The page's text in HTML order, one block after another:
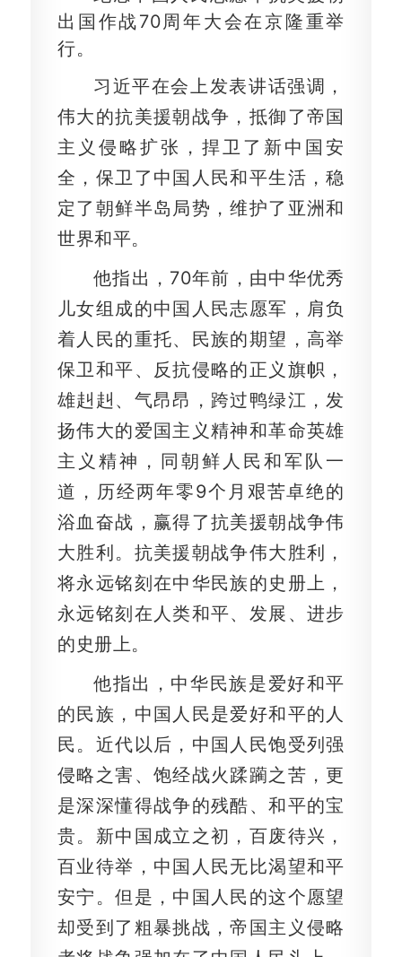
出国作战70周年大会在京隆重举
行。
习近平在会上发表讲话强调，
伟大的抗美援朝战争，抵御了帝国
主义侵略扩张，捍卫了新中国安
全，保卫了中国人民和平生活，稳
定了朝鲜半岛局势，维护了亚洲和
世界和平。
他指出，70年前，由中华优秀
儿女组成的中国人民志愿军，肩负
着人民的重托、民族的期望，高举
保卫和平、反抗侵略的正义旗帜，
雄赳赳、气昂昂，跨过鸭绿江，发
扬伟大的爱国主义精神和革命英雄
主义精神，同朝鲜人民和军队一
道，历经两年零9个月艰苦卓绝的
浴血奋战，赢得了抗美援朝战争伟
大胜利。抗美援朝战争伟大胜利，
将永远铭刻在中华民族的史册上，
永远铭刻在人类和平、发展、进步
的史册上。
他指出，中华民族是爱好和平
的民族，中国人民是爱好和平的人
民。近代以后，中国人民饱受列强
侵略之害、饱经战火蹂躏之苦，更
是深深懂得战争的残酷、和平的宝
贵。新中国成立之初，百废待兴，
百业待举，中国人民无比渴望和平
安宁。但是，中国人民的这个愿望
却受到了粗暴挑战，帝国主义侵略